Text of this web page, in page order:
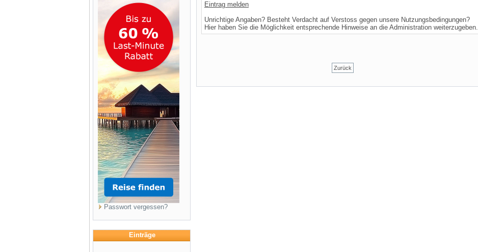
Passwort vergessen?
Einträge
Eintrag melden
Unrichtige Angaben? Besteht Verdacht auf Verstoss gegen unsere Nutzungsbedingungen?
Hier haben Sie die Möglichkeit entsprechende Hinweise an die Administration weiterzugeben.
Zurück